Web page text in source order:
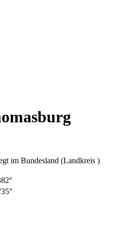
im Bundesland (Landkreis )